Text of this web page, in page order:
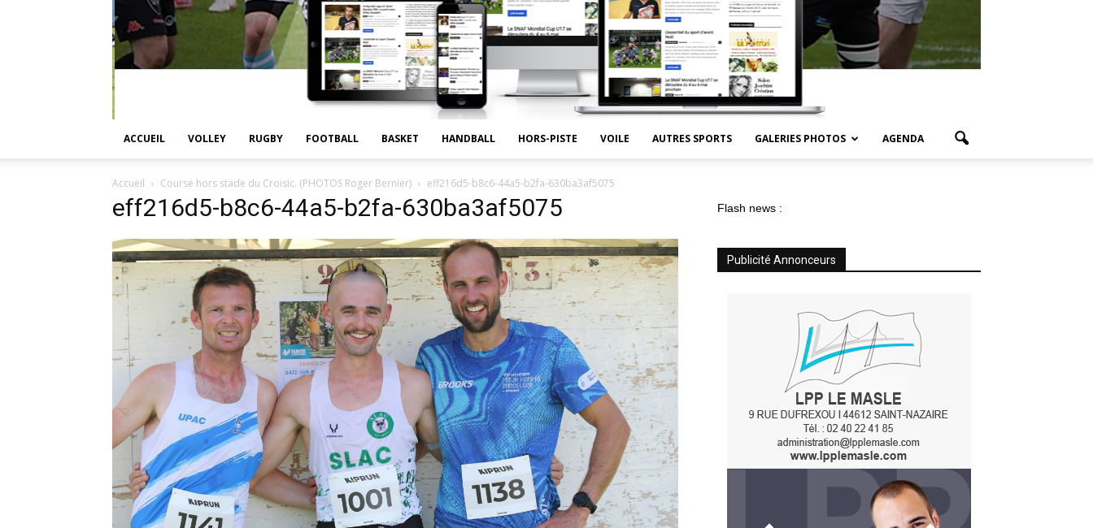
ACCUEIL VOLLEY RUGBY FOOTBALL BASKET HANDBALL HORS-PISTE VOILE AUTRES SPORTS GALERIES PHOTOS AGENDA
Accueil Course hors stade du Croisic. (PHOTOS Roger Bernier) eff216d5-b8c6-44a5-b2fa-630ba3af5075
eff216d5-b8c6-44a5-b2fa-630ba3af5075 Flash news :
Publicité Annonceurs